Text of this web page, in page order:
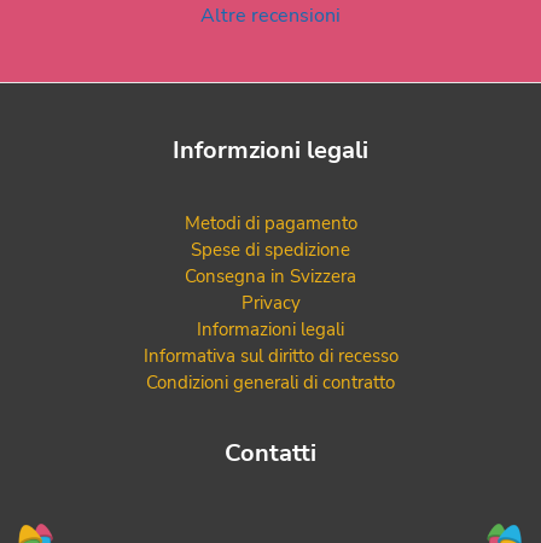
Altre recensioni
Informzioni legali
Metodi di pagamento
Spese di spedizione
Consegna in Svizzera
Privacy
Informazioni legali
Informativa sul diritto di recesso
Condizioni generali di contratto
Contatti